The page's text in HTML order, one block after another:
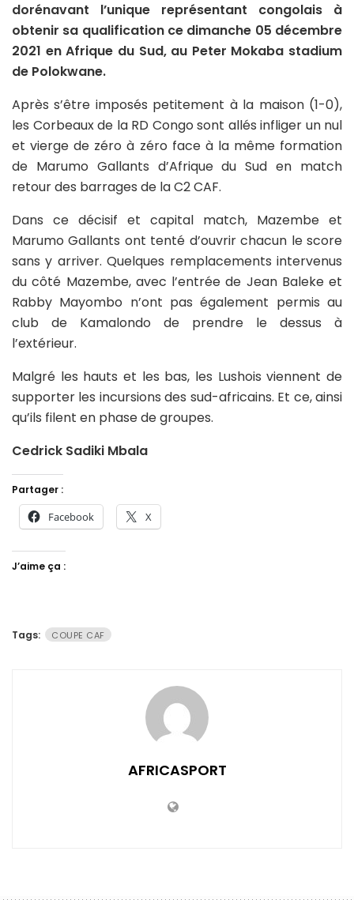
dorénavant l’unique représentant congolais à
obtenir sa qualification ce dimanche 05 décembre
2021 en Afrique du Sud, au Peter Mokaba stadium
de Polokwane.
Après s’être imposés petitement à la maison (1-0),
les Corbeaux de la RD Congo sont allés infliger un nul
et vierge de zéro à zéro face à la même formation
de Marumo Gallants d’Afrique du Sud en match
retour des barrages de la C2 CAF.
Dans ce décisif et capital match, Mazembe et
Marumo Gallants ont tenté d’ouvrir chacun le score
sans y arriver. Quelques remplacements intervenus
du côté Mazembe, avec l’entrée de Jean Baleke et
Rabby Mayombo n’ont pas également permis au
club de Kamalondo de prendre le dessus à
l’extérieur.
Malgré les hauts et les bas, les Lushois viennent de
supporter les incursions des sud-africains. Et ce, ainsi
qu’ils filent en phase de groupes.
Cedrick Sadiki Mbala
Partager :
Facebook X
J’aime ça :
Tags: COUPE CAF
AFRICASPORT